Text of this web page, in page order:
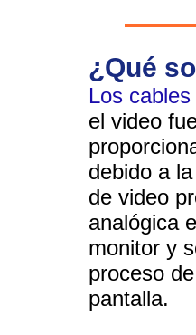
¿Qué
Los
el video
debido a
de video
analógica
monitor y
proceso
pantalla.